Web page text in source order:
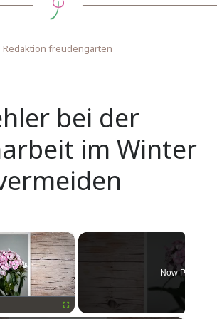
Redaktion freudengarten
bei der
im Winter
×
Now Playing